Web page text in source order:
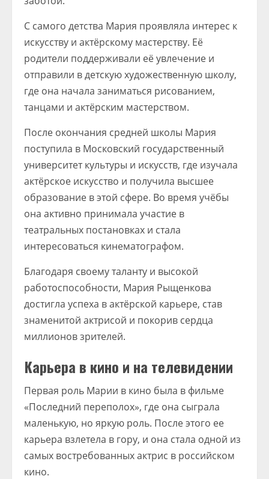
С самого детства Мария проявляла интерес к
искусству и актёрскому мастерству. Её
родители поддерживали её увлечение и
отправили в детскую художественную школу,
где она начала заниматься рисованием,
танцами и актёрским мастерством.
После окончания средней школы Мария
поступила в Московский государственный
университет культуры и искусств, где изучала
актёрское искусство и получила высшее
образование в этой сфере. Во время учёбы
она активно принимала участие в
театральных постановках и стала
интересоваться кинематографом.
Благодаря своему таланту и высокой
работоспособности, Мария Рыщенкова
достигла успеха в актёрской карьере, став
знаменитой актрисой и покорив сердца
миллионов зрителей.
Карьера в кино и на телевидении
Первая роль Марии в кино была в фильме
«Последний переполох», где она сыграла
маленькую, но яркую роль. После этого ее
карьера взлетела в гору, и она стала одной из
самых востребованных актрис в российском
кино.